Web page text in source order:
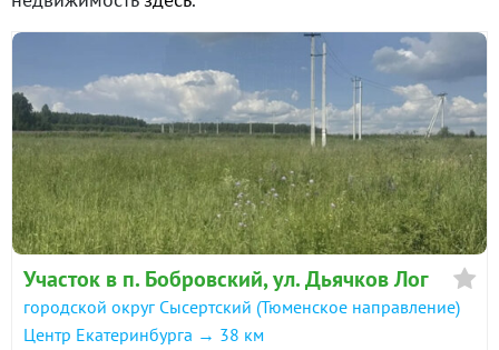
Участок в п. Бобровский, ул. Дьячков Лог
городской округ Сысертский (Тюменское направление)
Центр Екатеринбурга → 38 км